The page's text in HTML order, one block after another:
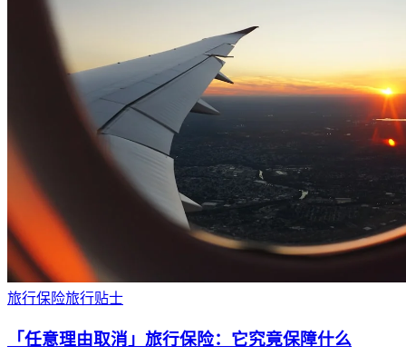
旅行保险旅行贴士
「任意理由取消」旅行保险：它究竟保障什么